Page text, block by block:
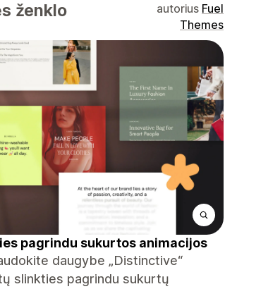
ženklo
autorius Fuel
Themes
pagrindu sukurtos animacijos
daugybe „Distinctive“
slinkties pagrindu sukurtų